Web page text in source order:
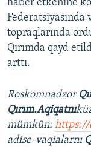
haber etkenine
Federatsiyasında
topraqlarında
Qırımda qayd
arttı.
Roskomnadzor
Qırım.Aqiqatnı
mümkün:https://
adise-vaqialarnı